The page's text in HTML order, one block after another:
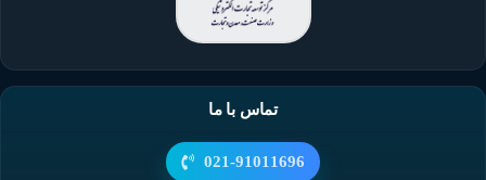
تماس با ما
021-91011696